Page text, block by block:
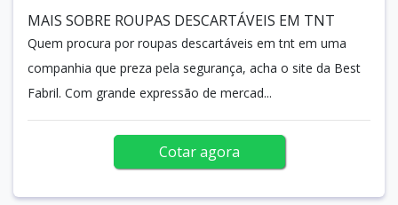
MAIS SOBRE ROUPAS DESCARTÁVEIS EM TNT
Quem procura por roupas descartáveis em tnt em uma
companhia que preza pela segurança, acha o site da Best
Fabril. Com grande expressão de mercad...
Cotar agora